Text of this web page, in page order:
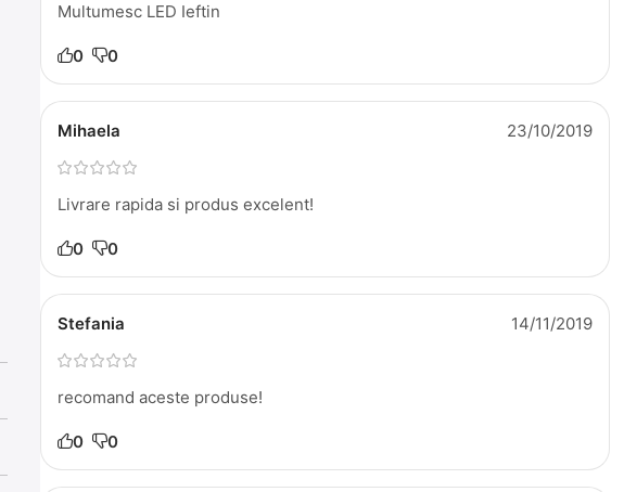
Multumesc LED Ieftin
0 0
Mihaela 23/10/2019
Livrare rapida si produs excelent!
0 0
Stefania 14/11/2019
recomand aceste produse!
0 0